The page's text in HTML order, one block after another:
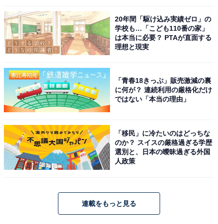
コムテック ミラー型ドライブレコーダー ZDR048 デジタ
ルインナーミラー機能 前後2カメラ 前後200万画素
FullHD GPS PureCel Plus技術搭載高感度センサー採用
後側方接近お知らせ機能 高速起動 [出張取付サービス対
応]
コムテック「ZDR055 STARVIS」
20年間「駆け込み実績ゼロ」の
学校も…「こども110番の家」
は本当に必要？ PTAが直面する
理想と現実
「青春18きっぷ」販売激減の裏
に何が？ 連続利用の厳格化だけ
ではない「本当の理由」
「移民」に冷たいのはどっちな
のか？ スイスの厳格過ぎる学歴
選別と、日本の曖昧過ぎる外国
人政策
連載をもっと見る